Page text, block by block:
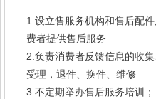
1.设立售服务机构和售后配
费者提供售后服务
2.负责消费者反馈信息的收
受理，退件、换件、维修
3.不定期举办售后服务培训；